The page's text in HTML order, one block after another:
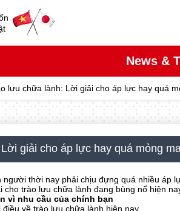
News &
lưu chữa lành: Lời giải cho áp lực hay quá
giải cho áp lực hay quá mỏng
thời nay phải chịu đựng quá nhiều áp
cho trào lưu chữa lành đang bùng nổ hiện
vì nhu cầu của chính bạn
về trào lưu chữa lành hiện nay…